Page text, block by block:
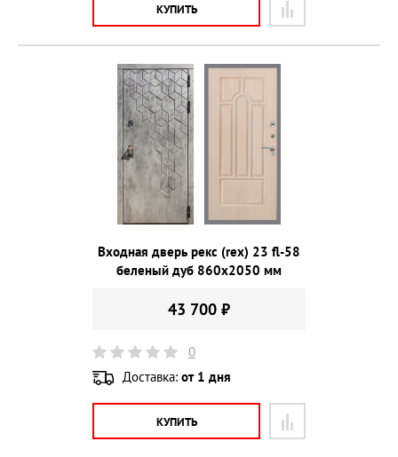
КУПИТЬ
Входная дверь рекс (rex) 23 fl-58
беленый дуб 860х2050 мм
43 700 ₽
0
Доставка: от 1 дня
КУПИТЬ